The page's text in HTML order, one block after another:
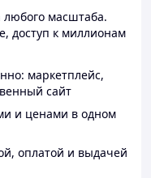
любого масштаба.
доступ к миллионам
маркетплейс,
сайт
и ценами в одном
оплатой и выдачей